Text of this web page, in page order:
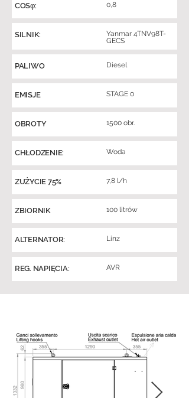
COSφ: 0,8
SILNIK:
Yanmar 4TNV98T-
GECS
PALIWO Diesel
EMISJE STAGE 0
OBROTY 1500 obr.
CHŁODZENIE: Woda
ZUŻYCIE 75% 7,8 l/h
ZBIORNIK 100 litrów
ALTERNATOR: Linz
REG. NAPIĘCIA: AVR